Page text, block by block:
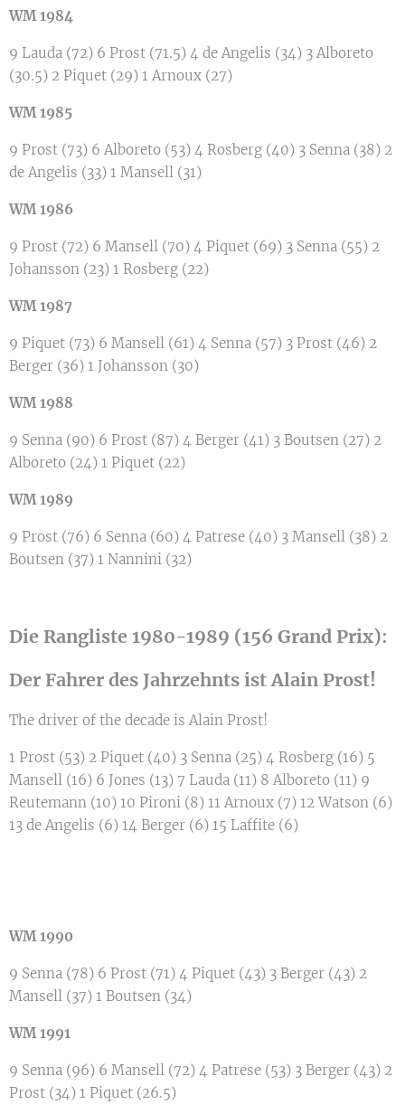
WM 1984
9 Lauda (72) 6 Prost (71.5) 4 de Angelis (34) 3 Alboreto
(30.5) 2 Piquet (29) 1 Arnoux (27)
WM 1985
9 Prost (73) 6 Alboreto (53) 4 Rosberg (40) 3 Senna (38) 2
de Angelis (33) 1 Mansell (31)
WM 1986
9 Prost (72) 6 Mansell (70) 4 Piquet (69) 3 Senna (55) 2
Johansson (23) 1 Rosberg (22)
WM 1987
9 Piquet (73) 6 Mansell (61) 4 Senna (57) 3 Prost (46) 2
Berger (36) 1 Johansson (30)
WM 1988
9 Senna (90) 6 Prost (87) 4 Berger (41) 3 Boutsen (27) 2
Alboreto (24) 1 Piquet (22)
WM 1989
9 Prost (76) 6 Senna (60) 4 Patrese (40) 3 Mansell (38) 2
Boutsen (37) 1 Nannini (32)
Die Rangliste 1980-1989 (156 Grand Prix):
Der Fahrer des Jahrzehnts ist Alain Prost!
The driver of the decade is Alain Prost!
1 Prost (53) 2 Piquet (40) 3 Senna (25) 4 Rosberg (16) 5
Mansell (16) 6 Jones (13) 7 Lauda (11) 8 Alboreto (11) 9
Reutemann (10) 10 Pironi (8) 11 Arnoux (7) 12 Watson (6)
13 de Angelis (6) 14 Berger (6) 15 Laffite (6)
WM 1990
9 Senna (78) 6 Prost (71) 4 Piquet (43) 3 Berger (43) 2
Mansell (37) 1 Boutsen (34)
WM 1991
9 Senna (96) 6 Mansell (72) 4 Patrese (53) 3 Berger (43) 2
Prost (34) 1 Piquet (26.5)